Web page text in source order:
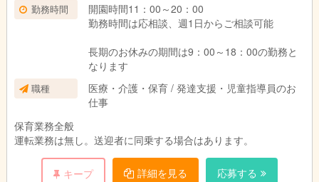
勤務時間
開園時間11：00～20：00
勤務時間は応相談、週1日からご相談可能
長期のお休みの期間は9：00～18：00の勤務と
なります
職種
医療・介護・保育 / 発達支援・児童指導員のお
仕事
保育業務全般
運転業務は無し。送迎者に同乗する場合はあります。
キープ 詳細を見る 応募する